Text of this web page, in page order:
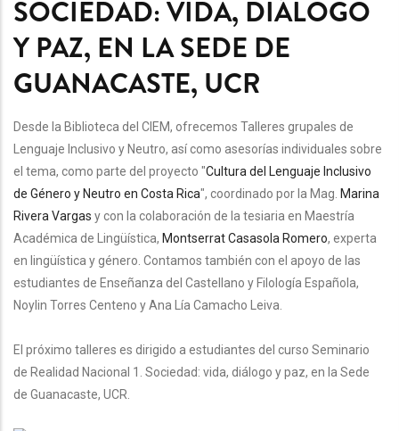
SOCIEDAD: VIDA, DIÁLOGO
Y PAZ, EN LA SEDE DE
GUANACASTE, UCR
Desde la Biblioteca del CIEM, ofrecemos Talleres grupales de
Lenguaje Inclusivo y Neutro, así como asesorías individuales sobre
el tema, como parte del proyecto "Cultura del Lenguaje Inclusivo
de Género y Neutro en Costa Rica", coordinado por la Mag. Marina
Rivera Vargas y con la colaboración de la tesiaria en Maestría
Académica de Lingüística, Montserrat Casasola Romero, experta
en lingüística y género. Contamos también con el apoyo de las
estudiantes de Enseñanza del Castellano y Filología Española,
Noylin Torres Centeno y Ana Lía Camacho Leiva.
El próximo talleres es dirigido a estudiantes del curso Seminario
de Realidad Nacional 1. Sociedad: vida, diálogo y paz, en la Sede
de Guanacaste, UCR.